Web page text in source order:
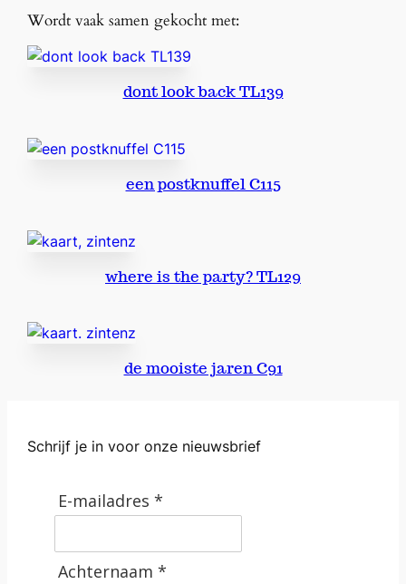
e
g
e
C
a
a
l
Wordt vaak samen gekocht met:
dont look back TL139
een postknuffel C115
where is the party? TL129
de mooiste jaren C91
Schrijf je in voor onze nieuwsbrief
E-mailadres *
Achternaam *